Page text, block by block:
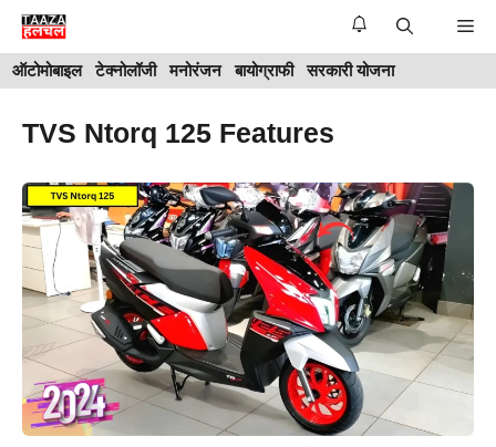
Skip
content
ऑटोमोबाइल टेक्नोलॉजी मनोरंजन बायोग्राफी सरकारी योजना
TVS Ntorq 125 Features